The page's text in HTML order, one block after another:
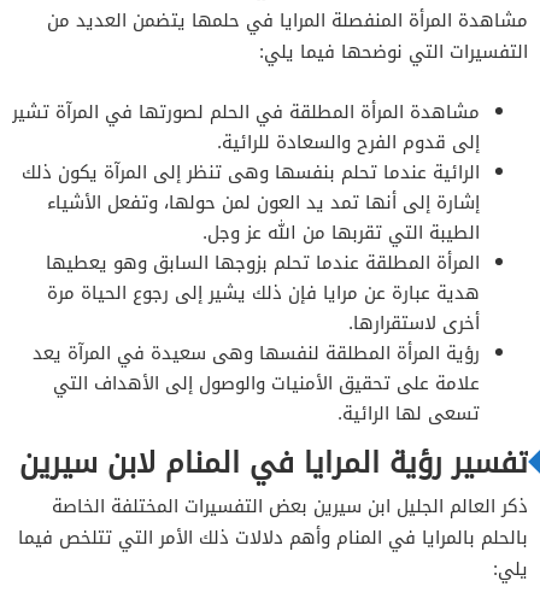
مشاهدة المرأة المنفصلة المرايا في حلمها يتضمن العديد من
التفسيرات التي نوضحها فيما يلي:
مشاهدة المرأة المطلقة في الحلم لصورتها في المرآة تشير
إلى قدوم الفرح والسعادة للرائية.
الرائية عندما تحلم بنفسها وهى تنظر إلى المرآة يكون ذلك
إشارة إلى أنها تمد يد العون لمن حولها، وتفعل الأشياء
الطيبة التي تقربها من الله عز وجل.
المرأة المطلقة عندما تحلم بزوجها السابق وهو يعطيها
هدية عبارة عن مرايا فإن ذلك يشير إلى رجوع الحياة مرة
أخرى لاستقرارها.
رؤية المرأة المطلقة لنفسها وهى سعيدة في المرآة يعد
علامة على تحقيق الأمنيات والوصول إلى الأهداف التي
تسعى لها الرائية.
تفسير رؤية المرايا في المنام لابن سيرين
ذكر العالم الجليل ابن سيرين بعض التفسيرات المختلفة الخاصة
بالحلم بالمرايا في المنام وأهم دلالات ذلك الأمر التي تتلخص فيما
يلي: